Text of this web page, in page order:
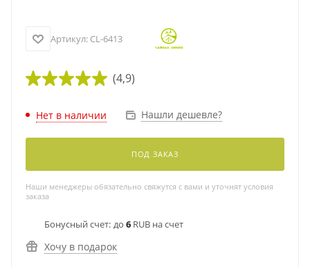
Артикул: CL-6413
(4,9)
Нет в наличии Нашли дешевле?
ПОД ЗАКАЗ
Наши менеджеры обязательно свяжутся с вами и уточнят условия
заказа
Бонусный счет: до 6 RUB на счет
Хочу в подарок